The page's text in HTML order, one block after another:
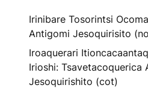
Irinibare Tosorintsi
Antigomi Jesoquirisito
Iroaquerari
Irioshi: Tsavetacoquerica
Jesoquirishito (cot)